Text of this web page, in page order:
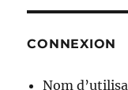
CONNEXION
Nom